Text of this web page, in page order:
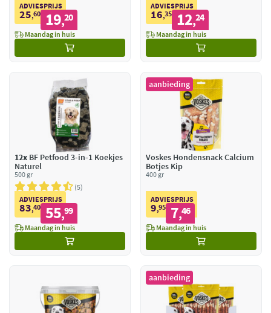
ADVIESPRIJS
25,60 19,20
Maandag in huis
ADVIESPRIJS
16,35 12,24
Maandag in huis
12x BF Petfood 3-in-1 Koekjes
Naturel
500 gr
5
ADVIESPRIJS
83,40 55,99
Maandag in huis
aanbieding
Voskes Hondensnack Calcium
Botjes Kip
400 gr
ADVIESPRIJS
9,95 7,46
Maandag in huis
aanbieding